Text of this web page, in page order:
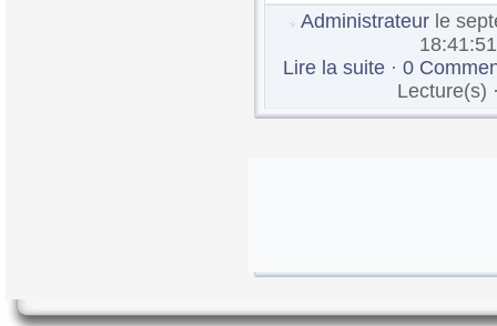
Administrateur le
18:41:51
Lire la suite · 0
Lecture(s)